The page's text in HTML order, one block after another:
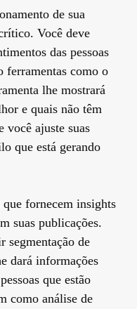
de sua
Você deve
das pessoas
ferramentas como o
lhe mostrará
e quais não têm
você ajuste suas
que está gerando
fornecem insights
suas publicações.
segmentação de
dará informações
que estão
como análise de